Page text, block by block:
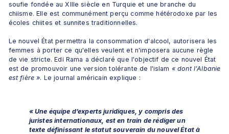
soufie fondée au XIIIe siècle en Turquie et une branche du
chiisme. Elle est communément perçu comme hétérodoxe par les
écoles chiites et sunnites traditionnelles.
Le nouvel État permettra la consommation d'alcool, autorisera les
femmes à porter ce qu'elles veulent et n'imposera aucune règle
de vie stricte. Edi Rama a déclaré que l'objectif de ce nouvel État
est de promouvoir une version tolérante de l'islam « dont l'Albanie
est fière ». Le journal américain explique :
« Une équipe d’experts juridiques, y compris des
juristes internationaux, est en train de rédiger un
texte définissant le statut souverain du nouvel État à